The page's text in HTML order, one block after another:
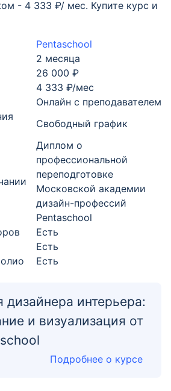
- 4 333 ₽/ мес. Купите курс и
Pentaschool
2 месяца
26 000 ₽
4 333 ₽/мес
Онлайн с преподавателем
Свободный график
Диплом о
профессиональной
переподготовке
Московской академии
дизайн-профессий
Pentaschool
Есть
Есть
Есть
дизайнера интерьера:
и визуализация от
Подробнее о курсе